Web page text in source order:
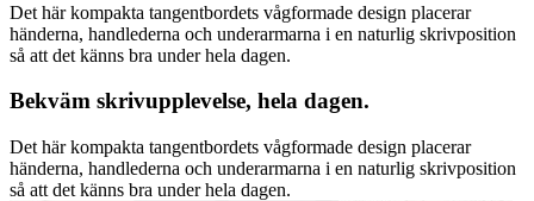
Det här kompakta tangentbordets vågformade design placerar
händerna, handlederna och underarmarna i en naturlig skrivposition
så att det känns bra under hela dagen.
Bekväm skrivupplevelse, hela dagen.
Det här kompakta tangentbordets vågformade design placerar
händerna, handlederna och underarmarna i en naturlig skrivposition
så att det känns bra under hela dagen.